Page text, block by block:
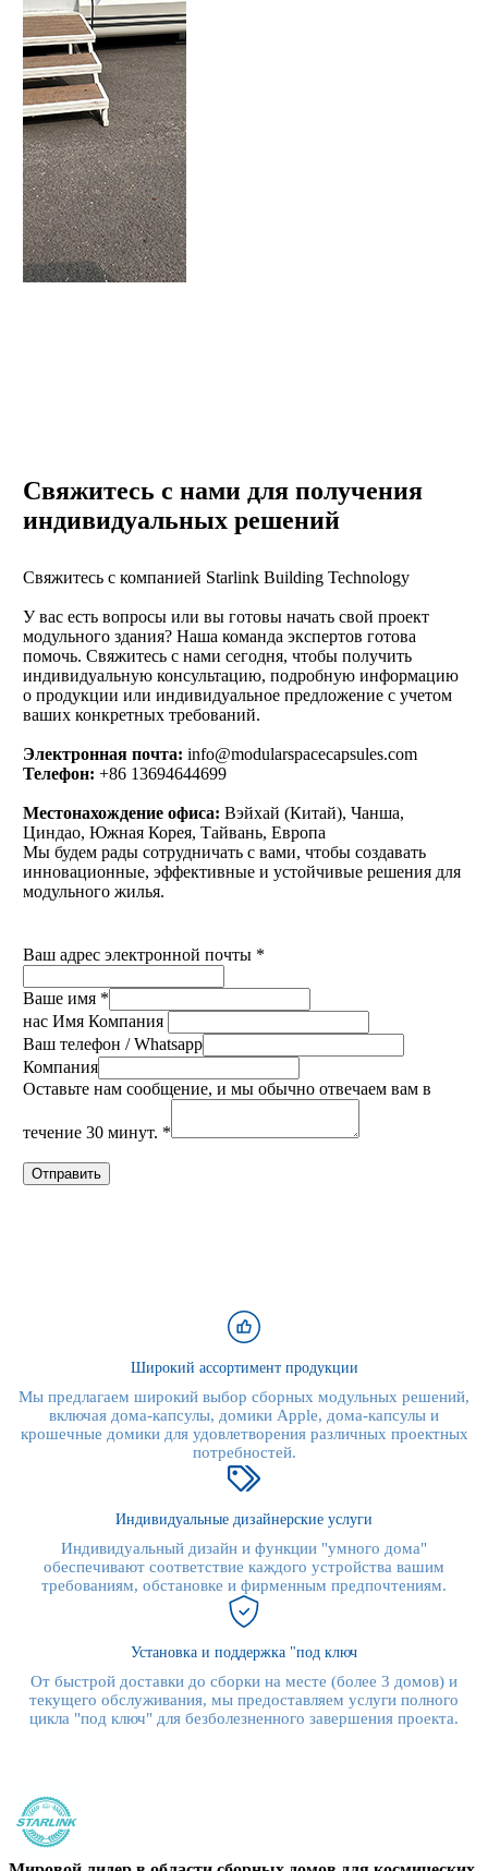
Свяжитесь с нами для получения
индивидуальных решений
Свяжитесь с компанией Starlink Building Technology
У вас есть вопросы или вы готовы начать свой проект
модульного здания? Наша команда экспертов готова
помочь. Свяжитесь с нами сегодня, чтобы получить
индивидуальную консультацию, подробную информацию
о продукции или индивидуальное предложение с учетом
ваших конкретных требований.
Электронная почта: info@modularspacecapsules.com
Телефон: +86 13694644699
Местонахождение офиса: Вэйхай (Китай), Чанша,
Циндао, Южная Корея, Тайвань, Европа
Мы будем рады сотрудничать с вами, чтобы создавать
инновационные, эффективные и устойчивые решения для
модульного жилья.
Ваш адрес электронной почты *
Ваше имя *
нас Имя Компания
Ваш телефон / Whatsapp
Компания
Оставьте нам сообщение, и мы обычно отвечаем вам в
течение 30 минут. *
Отправить
Широкий ассортимент продукции
Мы предлагаем широкий выбор сборных модульных решений,
включая дома-капсулы, домики Apple, дома-капсулы и
крошечные домики для удовлетворения различных проектных
потребностей.
Индивидуальные дизайнерские услуги
Индивидуальный дизайн и функции "умного дома"
обеспечивают соответствие каждого устройства вашим
требованиям, обстановке и фирменным предпочтениям.
Установка и поддержка "под ключ
От быстрой доставки до сборки на месте (более 3 домов) и
текущего обслуживания, мы предоставляем услуги полного
цикла "под ключ" для безболезненного завершения проекта.